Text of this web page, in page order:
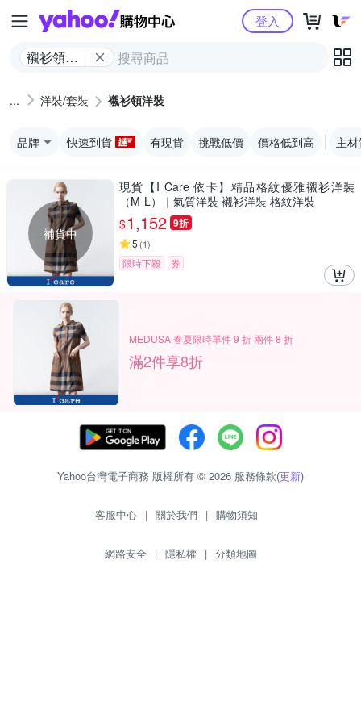
Yahoo購物中心
襯衫領洋
登入
洋裝/套裝 襯衫領洋裝
品牌 快速到貨 有現貨 挑戰低價 價格低到高 主
補貨中
現貨【I Care 依卡】精品格紋優雅襯衫洋裝
（M-L）｜氣質洋裝 襯衫洋裝 格紋洋裝
$1,152 9折
5 (1)
限時下殺 券
MEDUSA 春夏限時單件 9 折 兩件 8 折
滿2件享8折
Yahoo台灣電子商務 版權所有 © 2026 服務條款(更新)
客服中心 | 關於我們 | 購物須知
網路安全 | 隱私權 | 分類地圖